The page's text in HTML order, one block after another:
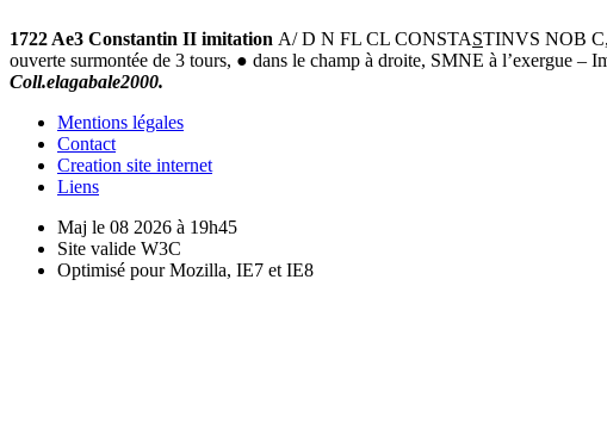
1722 Ae3 Constantin II imitation A/ D N FL CL CONSTASTINVS NOB C,
ouverte surmontée de 3 tours, ● dans le champ à droite, SMNE à l’exergue –
Coll.elagabale2000.
Mentions légales
Contact
Creation site internet
Liens
Maj le 08 2026 à 19h45
Site valide W3C
Optimisé pour Mozilla, IE7 et IE8